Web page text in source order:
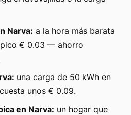
Narva: a la hora más barata
€ 0.03 — ahorro
una carga de 50 kWh en
unos € 0.09.
en Narva: un hogar que